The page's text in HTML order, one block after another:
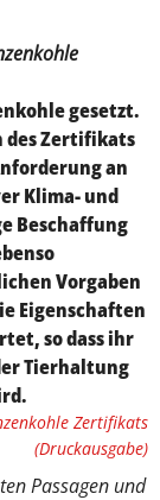
gesetzt.
des Zertifikats
an
Klima- und
Beschaffung
Vorgaben
Eigenschaften
so dass ihr
Tierhaltung
Zertifikats
(Druckausgabe)
Passagen und